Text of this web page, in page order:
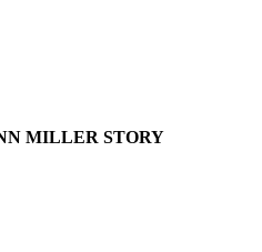
MILLER STORY